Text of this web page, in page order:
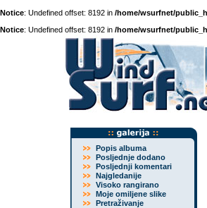
Notice: Undefined offset: 8192 in /home/wsurfnet/
Notice: Undefined offset: 8192 in /home/wsurfnet/
Popis albuma
Posljednje dodano
Posljednji komentari
Najgledanije
Visoko rangirano
Moje omiljene slike
Pretraživanje